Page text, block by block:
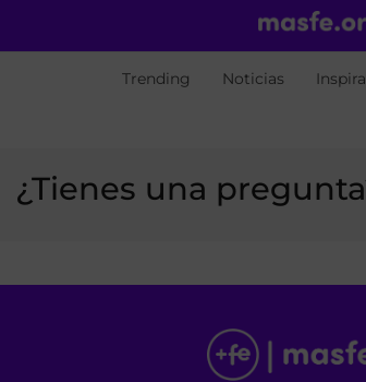
Trending Noticias
¿Tienes una